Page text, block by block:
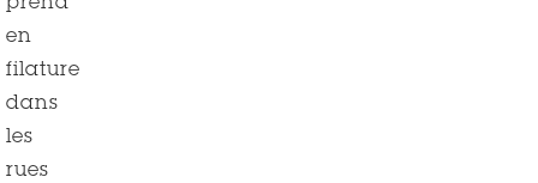
en
filature
dans
les
rues